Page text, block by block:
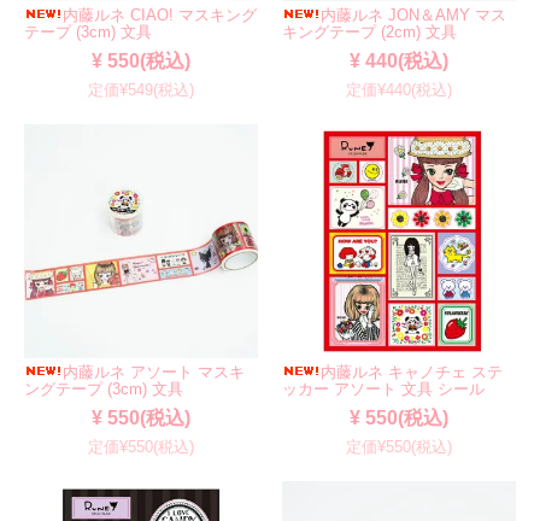
内藤ルネ CIAO! マスキング
テープ (3cm) 文具
¥ 550(税込)
定価¥549(税込)
内藤ルネ JON＆AMY マス
キングテープ (2cm) 文具
¥ 440(税込)
定価¥440(税込)
内藤ルネ アソート マスキ
ングテープ (3cm) 文具
¥ 550(税込)
定価¥550(税込)
内藤ルネ キャノチェ ステ
ッカー アソート 文具 シール
¥ 550(税込)
定価¥550(税込)